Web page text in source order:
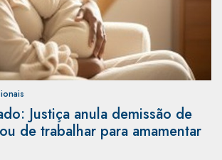
Justiça anula demissão de
de trabalhar para amamentar